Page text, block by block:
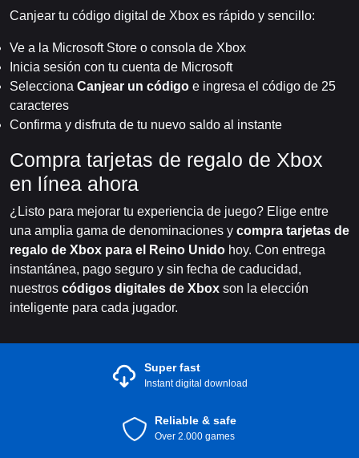
Canjear tu código digital de Xbox es rápido y sencillo:
Ve a la Microsoft Store o consola de Xbox
Inicia sesión con tu cuenta de Microsoft
Selecciona Canjear un código e ingresa el código de 25
caracteres
Confirma y disfruta de tu nuevo saldo al instante
Compra tarjetas de regalo de Xbox
en línea ahora
¿Listo para mejorar tu experiencia de juego? Elige entre
una amplia gama de denominaciones y compra tarjetas de
regalo de Xbox para el Reino Unido hoy. Con entrega
instantánea, pago seguro y sin fecha de caducidad,
nuestros códigos digitales de Xbox son la elección
inteligente para cada jugador.
Super fast
Instant digital download
Reliable & safe
Over 2.000 games